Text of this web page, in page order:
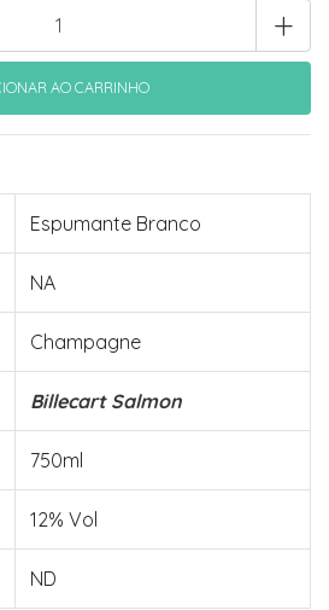
+
Espumante Branco
NA
Champagne
Billecart Salmon
750ml
12% Vol
ND